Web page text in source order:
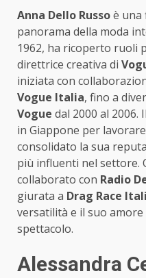
Anna Dello Russoè una
panorama della moda
1962, ha ricoperto ruoli
direttrice creativa di
iniziata con
Vogue Italia, fino a
Vogue dal 2000 al 2006.
in Giappone per
consolidato la sua
più influenti nel settore.
collaborato con Radio
giurata a Drag Race
versatilità e il suo
spettacolo.
Alessandra